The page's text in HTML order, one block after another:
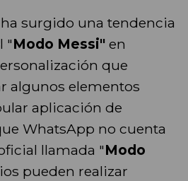
surgido una tendencia
"Modo Messi" en
que
algunos elementos
aplicación de
WhatsApp no cuenta
llamada "Modo
pueden realizar